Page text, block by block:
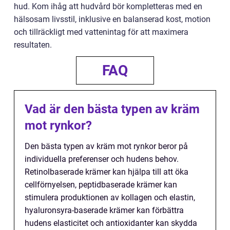
hud. Kom ihåg att hudvård bör kompletteras med en
hälsosam livsstil, inklusive en balanserad kost, motion
och tillräckligt med vattenintag för att maximera
resultaten.
FAQ
Vad är den bästa typen av kräm
mot rynkor?
Den bästa typen av kräm mot rynkor beror på
individuella preferenser och hudens behov.
Retinolbaserade krämer kan hjälpa till att öka
cellförnyelsen, peptidbaserade krämer kan
stimulera produktionen av kollagen och elastin,
hyaluronsyra-baserade krämer kan förbättra
hudens elasticitet och antioxidanter kan skydda